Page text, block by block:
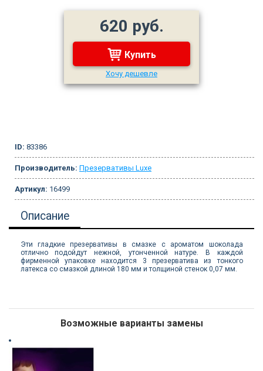
620 руб.
Купить
Хочу дешевле
ID: 83386
Производитель: Презервативы Luxe
Артикул: 16499
Описание
Эти гладкие презервативы в смазке с ароматом шоколада
отлично подойдут нежной, утонченной натуре. В каждой
фирменной упаковке находится 3 презерватива из тонкого
латекса со смазкой длиной 180 мм и толщиной стенок 0,07 мм.
Возможные варианты замены